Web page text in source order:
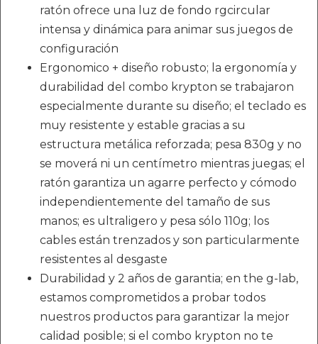
ratón ofrece una luz de fondo rgcircular
intensa y dinámica para animar sus juegos de
configuración
Ergonomico + diseño robusto; la ergonomía y
durabilidad del combo krypton se trabajaron
especialmente durante su diseño; el teclado es
muy resistente y estable gracias a su
estructura metálica reforzada; pesa 830g y no
se moverá ni un centímetro mientras juegas; el
ratón garantiza un agarre perfecto y cómodo
independientemente del tamaño de sus
manos; es ultraligero y pesa sólo 110g; los
cables están trenzados y son particularmente
resistentes al desgaste
Durabilidad y 2 años de garantia; en the g-lab,
estamos comprometidos a probar todos
nuestros productos para garantizar la mejor
calidad posible; si el combo krypton no te